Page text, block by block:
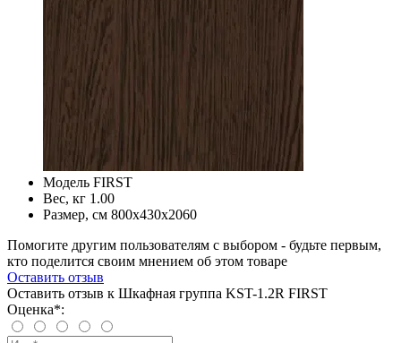
Модель FIRST
Вес, кг 1.00
Размер, см 800х430х2060
Помогите другим пользователям с выбором - будьте первым,
кто поделится своим мнением об этом товаре
Оставить отзыв
Оставить отзыв к Шкафная группа KST-1.2R FIRST
Оценка*: